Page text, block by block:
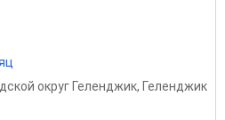
округ Геленджик, Геленджик